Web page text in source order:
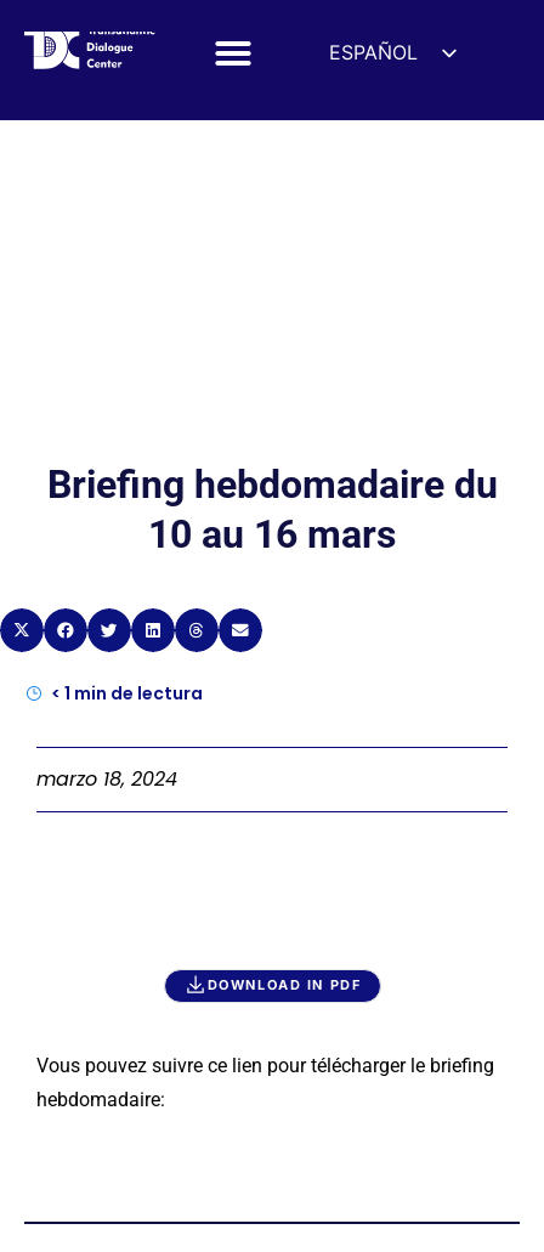
ESPAÑOL
Briefing hebdomadaire du
10 au 16 mars
< 1 min de lectura
marzo 18, 2024
DOWNLOAD IN PDF
Vous pouvez suivre ce lien pour télécharger le briefing
hebdomadaire: